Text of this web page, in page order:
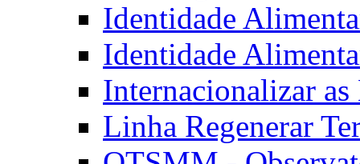
Identidade
Identidade
Internacionalizar
Linha Regenerar